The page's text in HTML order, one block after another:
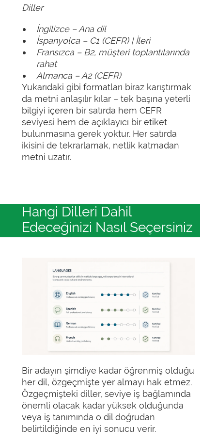
Diller
İngilizce – Ana dil
İspanyolca – C1 (CEFR) | İleri
Fransızca – B2, müşteri toplantılarında
rahat
Almanca – A2 (CEFR)
Yukarıdaki gibi formatları biraz karıştırmak
da metni anlaşılır kılar – tek başına yeterli
bilgiyi içeren bir satırda hem CEFR
seviyesi hem de açıklayıcı bir etiket
bulunmasına gerek yoktur. Her satırda
ikisini de tekrarlamak, netlik katmadan
metni uzatır.
Hangi Dilleri Dahil
Edeceğinizi Nasıl Seçersiniz
Bir adayın şimdiye kadar öğrenmiş olduğu
her dil, özgeçmişte yer almayı hak etmez.
Özgeçmişteki diller, seviye iş bağlamında
önemli olacak kadar yüksek olduğunda
veya iş tanımında o dil doğrudan
belirtildiğinde en iyi sonucu verir.